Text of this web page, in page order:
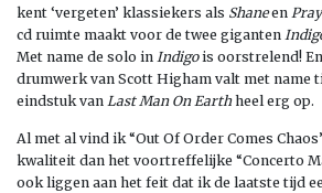
kent ‘vergeten’ klassiekers als Shaneen
cd ruimte maakt voor de twee giganten
Met name de solo in Indigois oorstrelend!
drumwerk van Scott Higham valt met name
eindstuk van Last Man On Earthheel erg op.
Al met al vind ik “Out Of Order Comes
kwaliteit dan het voortreffelijke “Concerto
ook liggen aan het feit dat ik de laatste tijd